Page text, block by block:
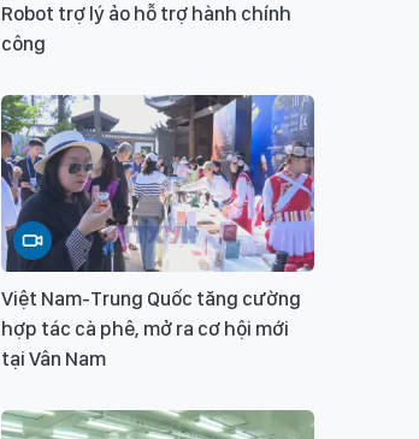
Robot trợ lý ảo hỗ trợ hành chính
công
Việt Nam-Trung Quốc tăng cường
hợp tác cà phê, mở ra cơ hội mới
tại Vân Nam